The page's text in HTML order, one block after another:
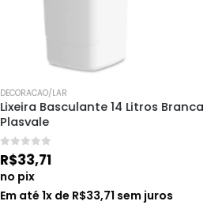
DECORACAO/LAR
Lixeira Basculante 14 Litros Branca
Plasvale
0de 5
R$33,71
no pix
Em até1x de R$33,71sem juros